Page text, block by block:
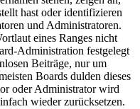
hast oder identifizieren
und Administratoren.
eines Ranges nicht
Administration festgelegt
Beiträge, nur um
Boards dulden dieses
oder Administrator wird
wieder zurücksetzen.